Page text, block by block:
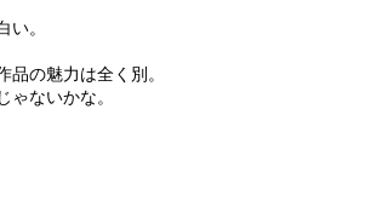
い。
品の魅力は全く別。
ゃないかな。